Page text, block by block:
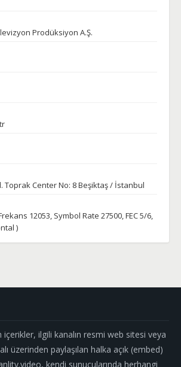
Prodüksiyon A.Ş.
Toprak Center No: 8 Beşiktaş / İstanbul
12053, Symbol Rate 27500, FEC 5/6,
)
ilgili kanalın resmi web sitesi veya
üzerinden paylaşılan halka açık (embed)
kendi sunucularında herhangi